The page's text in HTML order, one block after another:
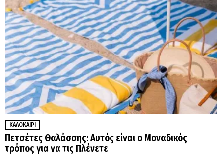
ΚΑΛΟΚΑΊΡΙ
Πετσέτες Θαλάσσης: Αυτός είναι ο Μοναδικός
τρόπος για να τις Πλένετε